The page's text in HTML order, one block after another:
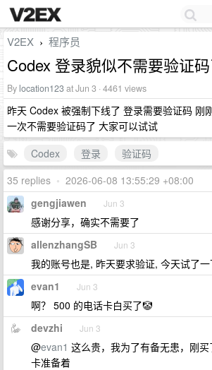
V2EX › 程序员
Codex 登录貌似不需要验证
By location123at Jun 3 · 4461 views
昨天 Codex 被强制下线了 登录需要验证码 刚
一次不需要验证码了 大家可以试试
Codex
登录
验证码
35 replies • 2026-06-08 13:55:29 +08:00
gengjiawen Jun 3
感谢分享，确实不需要了
allenzhangSB Jun 3
我的账号也是, 昨天要求验证, 今天试了
evan1 Jun 3
啊？ 500 的电话卡白买了🤡
devzhi Jun 3
@evan1 这么贵，我为了有备无患，刚
卡准备着